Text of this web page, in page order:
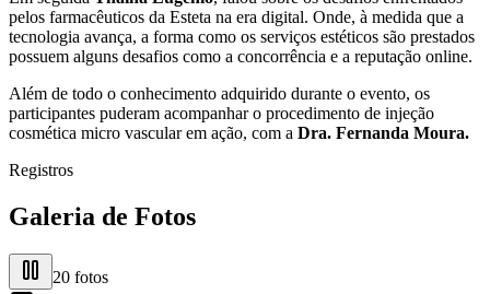
pelos farmacêuticos da Esteta na era digital. Onde, à medida que a
tecnologia avança, a forma como os serviços estéticos são prestados
possuem alguns desafios como a concorrência e a reputação online.
Além de todo o conhecimento adquirido durante o evento, os
participantes puderam acompanhar o procedimento de injeção
cosmética micro vascular em ação, com a Dra. Fernanda Moura.
Registros
Galeria de Fotos
20 fotos